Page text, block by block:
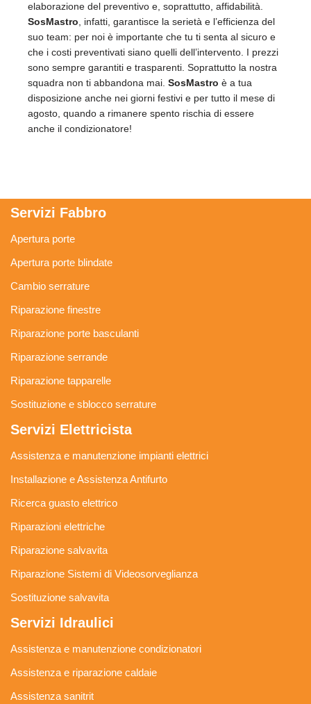
elaborazione del preventivo e, soprattutto, affidabilità.
SosMastro , infatti, garantisce la serietà e l’efficienza del
suo team: per noi è importante che tu ti senta al sicuro e
che i costi preventivati siano quelli dell’intervento. I prezzi
sono sempre garantiti e trasparenti. Soprattutto la nostra
squadra non ti abbandona mai. SosMastro è a tua
disposizione anche nei giorni festivi e per tutto il mese di
agosto, quando a rimanere spento rischia di essere
anche il condizionatore!
Servizi Fabbro
Apertura porte
Apertura porte blindate
Cambio serrature
Riparazione finestre
Riparazione porte basculanti
Riparazione serrande
Riparazione tapparelle
Sostituzione e sblocco serrature
Servizi Elettricista
Assistenza e manutenzione impianti elettrici
Installazione e Assistenza Antifurto
Ricerca guasto elettrico
Riparazioni elettriche
Riparazione salvavita
Riparazione Sistemi di Videosorveglianza
Sostituzione salvavita
Servizi Idraulici
Assistenza e manutenzione condizionatori
Assistenza e riparazione caldaie
Assistenza sanitrit